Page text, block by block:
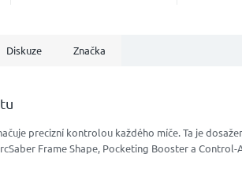
Diskuze Značka
precizní kontrolou každého míče. Ta je
Frame Shape, Pocketing Booster a Control-